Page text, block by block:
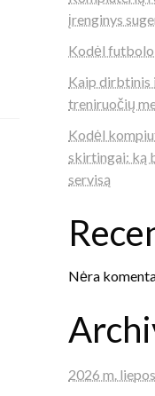
įrenginys
Kodėl futbolo
Kaip dirbtinis
treniruočių
Kodėl
skirtingai: ką
servisą
Nėra
2026 m.